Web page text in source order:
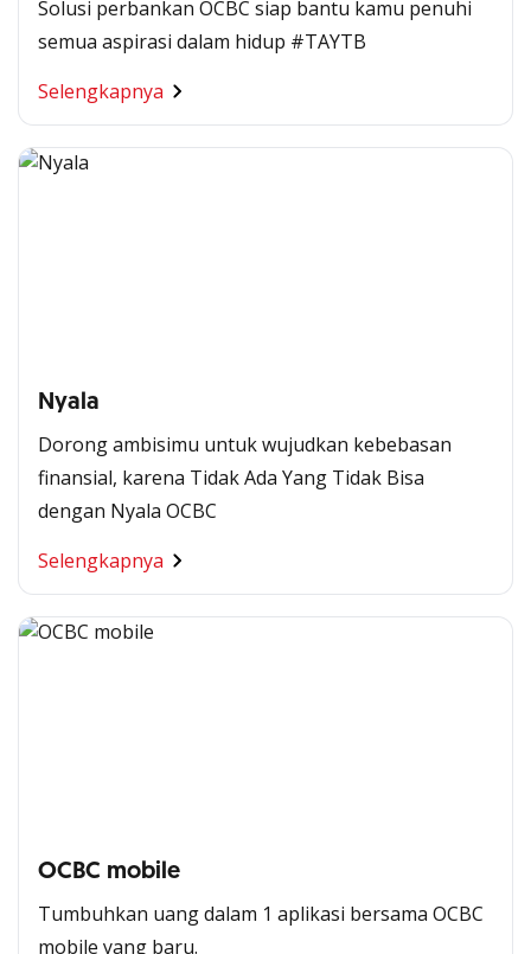
Solusi perbankan OCBC siap bantu kamu penuhi
semua aspirasi dalam hidup #TAYTB
Selengkapnya
Nyala
Dorong ambisimu untuk wujudkan kebebasan
finansial, karena Tidak Ada Yang Tidak Bisa
dengan Nyala OCBC
Selengkapnya
OCBC mobile
Tumbuhkan uang dalam 1 aplikasi bersama OCBC
mobile yang baru.